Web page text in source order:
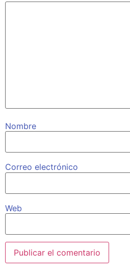
Nombre
Correo electrónico
Web